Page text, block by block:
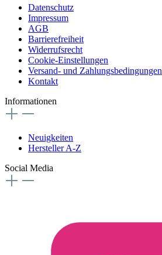
Datenschutz
Impressum
AGB
Barrierefreiheit
Widerrufsrecht
Cookie-Einstellungen
Versand- und Zahlungsbedingungen
Kontakt
Informationen
Neuigkeiten
Hersteller A-Z
Social Media